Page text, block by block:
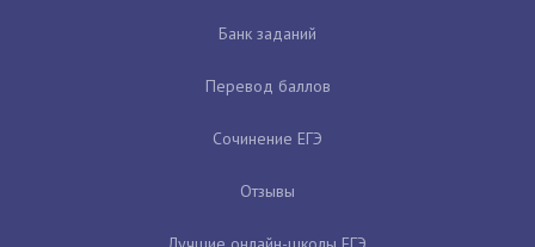
Банк заданий
Перевод баллов
Сочинение ЕГЭ
Отзывы